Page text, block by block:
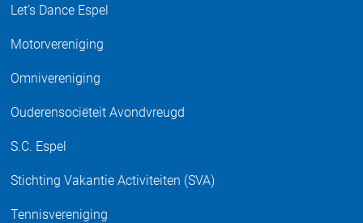
Let’s Dance Espel
Motorvereniging
Omnivereniging
Ouderensociëteit Avondvreugd
S.C. Espel
Stichting Vakantie Activiteiten (SVA)
Tennisvereniging